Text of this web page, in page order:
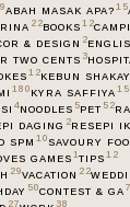
ABAH MASAK APA? 15
22BOOKS 12
& DESIGN 2
TWO CENTS 3
12KEBUN SHAKAY
180 KYRA SAFFIYA
4NOODLES 5PET 52
DAGING 2RESEPI
SPM 10 SAVOURY
GAMES 1TIPS 12
29VACATION 22
50CONTEST & GA
27 38